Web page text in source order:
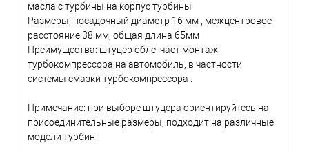
масла с турбины на корпус турбины
Размеры: посадочный диаметр 16 мм , межцентровое
расстояние 38 мм, общая длина 65мм
Преимущества: штуцер облегчает монтаж
турбокомпрессора на автомобиль, в частности
системы смазки турбокомпрессора .
Примечание: при выборе штуцера ориентируйтесь на
присоединительные размеры, подходит на различные
модели турбин